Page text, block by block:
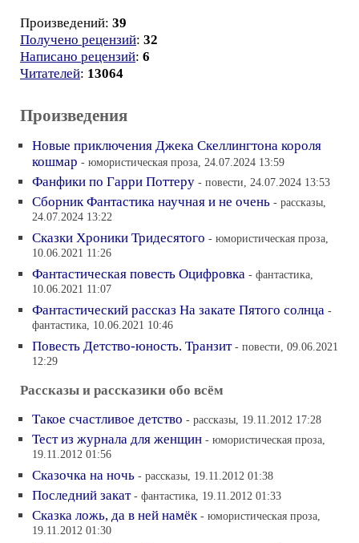
Произведений: 39
Получено рецензий: 32
Написано рецензий: 6
Читателей: 13064
Произведения
Новые приключения Джека Скеллингтона короля
кошмар - юмористическая проза, 24.07.2024 13:59
Фанфики по Гарри Поттеру - повести, 24.07.2024 13:53
Сборник Фантастика научная и не очень - рассказы,
24.07.2024 13:22
Сказки Хроники Тридесятого - юмористическая проза,
10.06.2021 11:26
Фантастическая повесть Оцифровка - фантастика,
10.06.2021 11:07
Фантастический рассказ На закате Пятого солнца -
фантастика, 10.06.2021 10:46
Повесть Детство-юность. Транзит - повести, 09.06.2021
12:29
Рассказы и рассказики обо всём
Такое счастливое детство - рассказы, 19.11.2012 17:28
Тест из журнала для женщин - юмористическая проза,
19.11.2012 01:56
Сказочка на ночь - рассказы, 19.11.2012 01:38
Последний закат - фантастика, 19.11.2012 01:33
Сказка ложь, да в ней намёк - юмористическая проза,
19.11.2012 01:30